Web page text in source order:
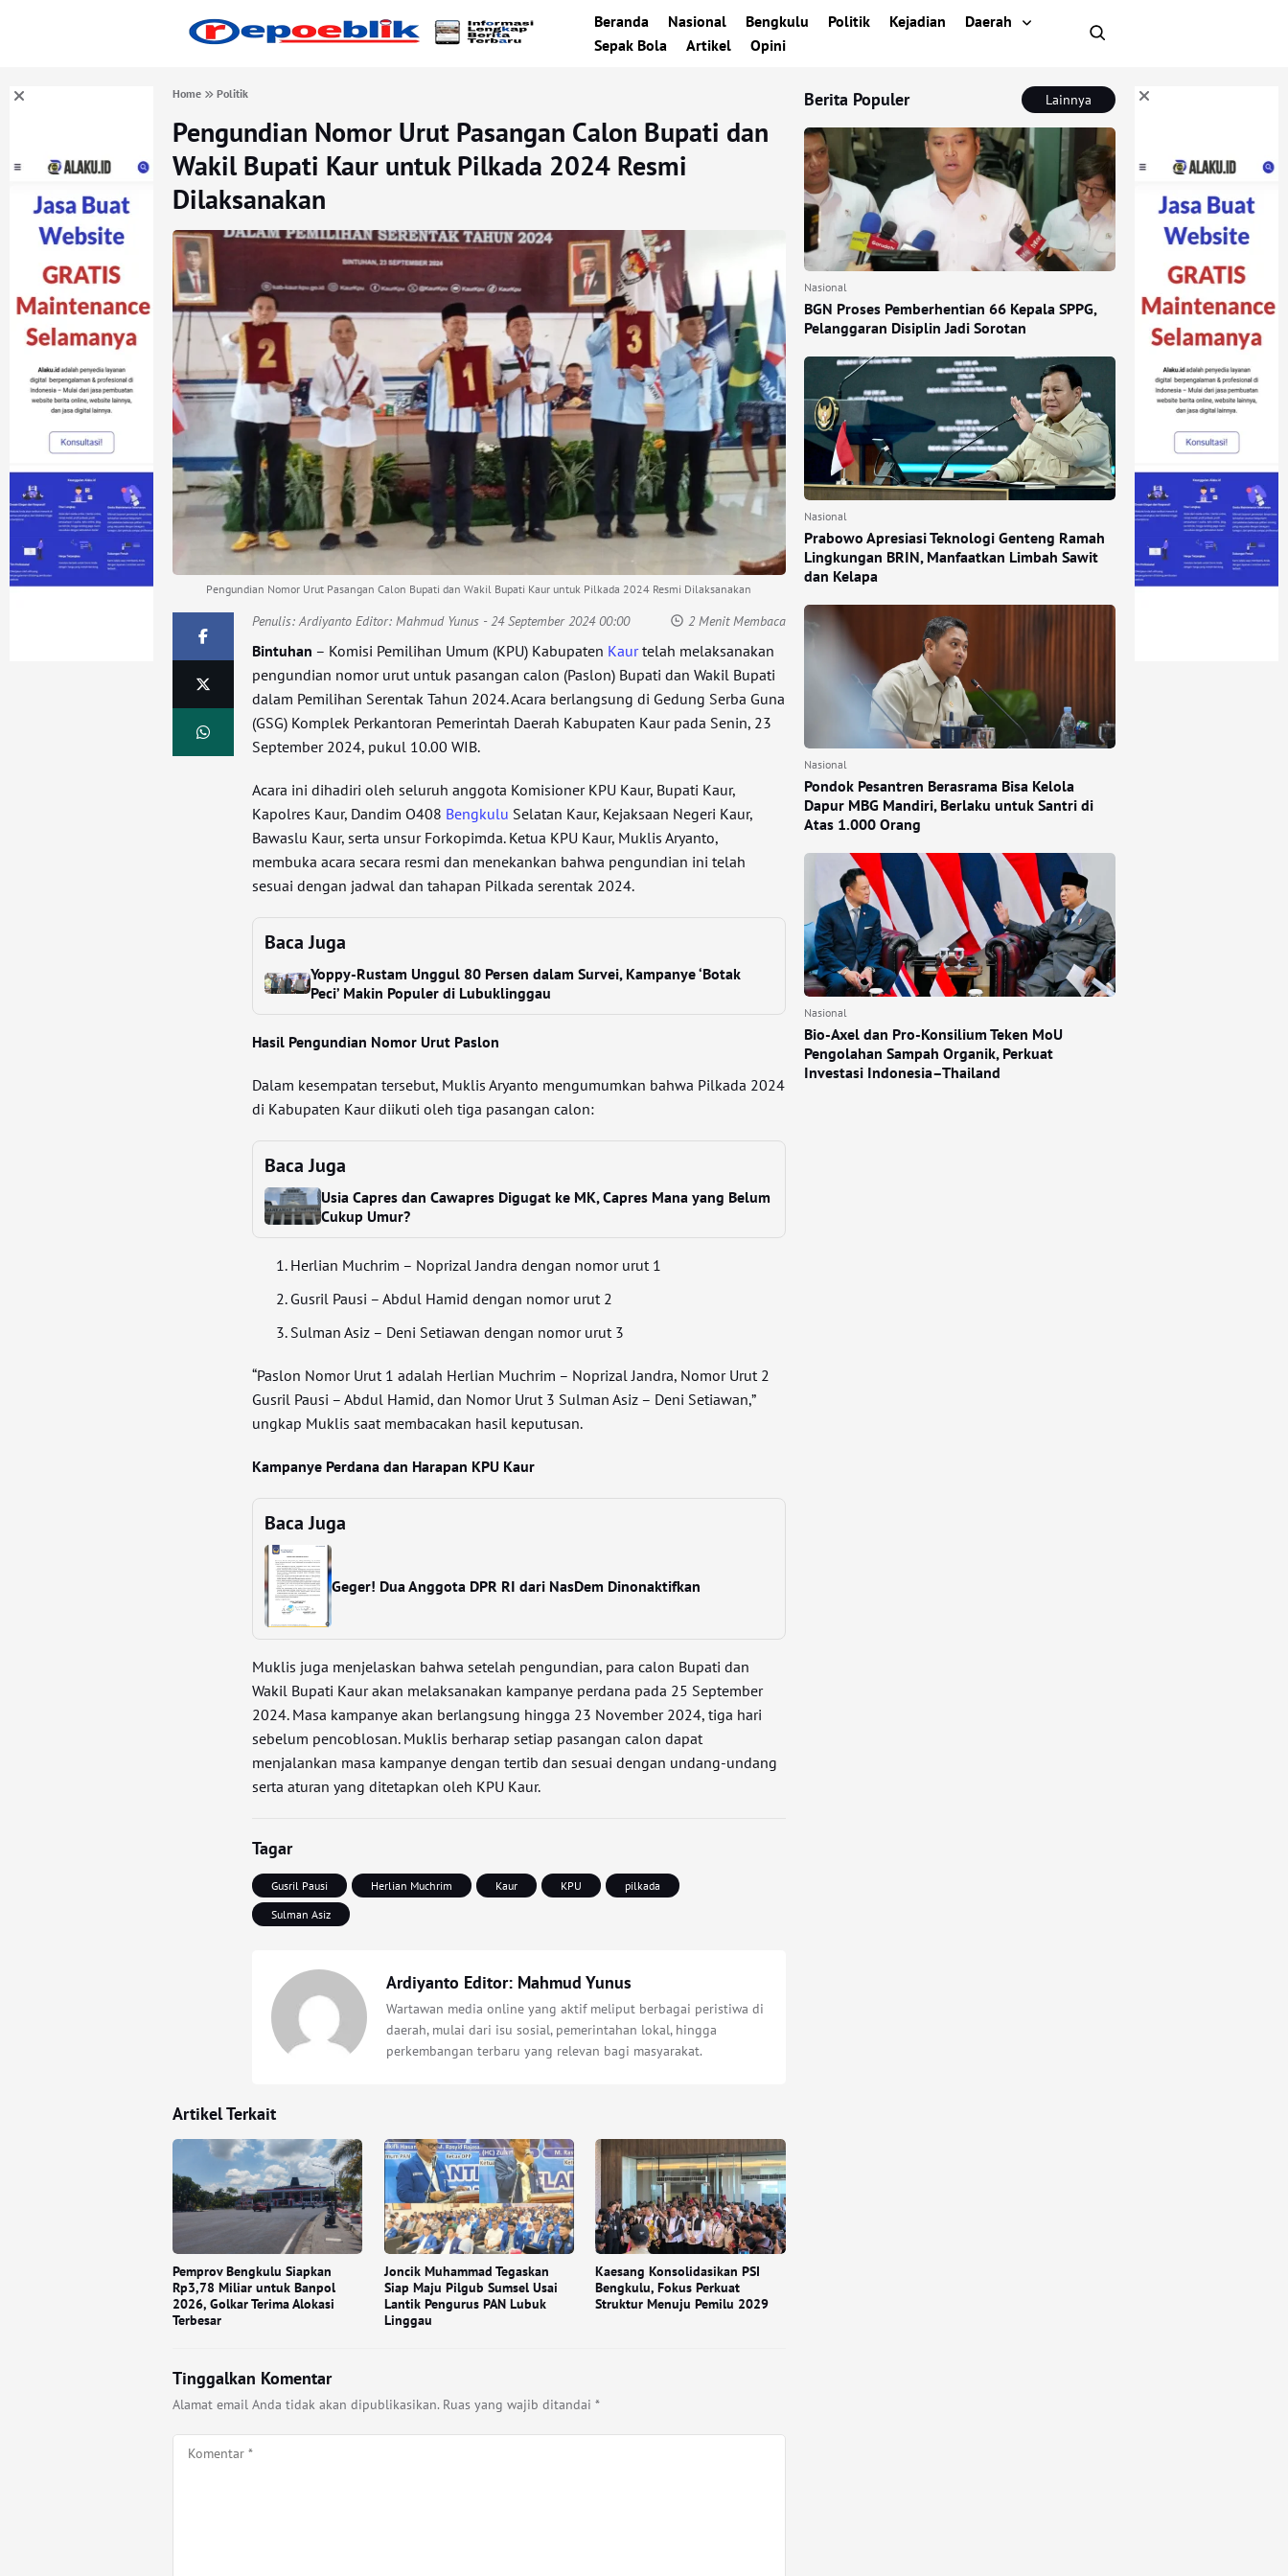
Beranda Nasional Bengkulu Politik Kejadian
Daerah
Sepak Bola
Artikel Opini
Home Politik
Pengundian Nomor Urut Pasangan Calon Bupati dan
Wakil Bupati Kaur untuk Pilkada 2024 Resmi
Dilaksanakan
Pengundian Nomor Urut Pasangan Calon Bupati dan Wakil Bupati Kaur untuk Pilkada 2024 Resmi Dilaksanakan
Penulis:Ardiyanto Editor: Mahmud Yunus - 24 September 2024 00:00 2 Menit Membaca
Bintuhan – Komisi Pemilihan Umum (KPU) Kabupaten Kaurtelah melaksanakan
pengundian nomor urut untuk pasangan calon (Paslon) Bupati dan Wakil Bupati
dalam Pemilihan Serentak Tahun 2024. Acara berlangsung di Gedung Serba Guna
(GSG) Komplek Perkantoran Pemerintah Daerah Kabupaten Kaur pada Senin, 23
September 2024, pukul 10.00 WIB.
Acara ini dihadiri oleh seluruh anggota Komisioner KPU Kaur, Bupati Kaur,
Kapolres Kaur, Dandim O408 Bengkulu Selatan Kaur, Kejaksaan Negeri Kaur,
Bawaslu Kaur, serta unsur Forkopimda. Ketua KPU Kaur, Muklis Aryanto,
membuka acara secara resmi dan menekankan bahwa pengundian ini telah
sesuai dengan jadwal dan tahapan Pilkada serentak 2024.
Baca Juga
Yoppy-Rustam Unggul 80 Persen dalam Survei, Kampanye ‘Botak
Peci’ Makin Populer di Lubuklinggau
Hasil Pengundian Nomor Urut Paslon
Dalam kesempatan tersebut, Muklis Aryanto mengumumkan bahwa Pilkada 2024
di Kabupaten Kaur diikuti oleh tiga pasangan calon:
Baca Juga
Usia Capres dan Cawapres Digugat ke MK, Capres Mana yang Belum
Cukup Umur?
Herlian Muchrim – Noprizal Jandra dengan nomor urut 1
Gusril Pausi – Abdul Hamid dengan nomor urut 2
Sulman Asiz – Deni Setiawan dengan nomor urut 3
“Paslon Nomor Urut 1 adalah Herlian Muchrim – Noprizal Jandra, Nomor Urut 2
Gusril Pausi – Abdul Hamid, dan Nomor Urut 3 Sulman Asiz – Deni Setiawan,”
ungkap Muklis saat membacakan hasil keputusan.
Kampanye Perdana dan Harapan KPU Kaur
Baca Juga
Geger! Dua Anggota DPR RI dari NasDem Dinonaktifkan
Muklis juga menjelaskan bahwa setelah pengundian, para calon Bupati dan
Wakil Bupati Kaur akan melaksanakan kampanye perdana pada 25 September
2024. Masa kampanye akan berlangsung hingga 23 November 2024, tiga hari
sebelum pencoblosan. Muklis berharap setiap pasangan calon dapat
menjalankan masa kampanye dengan tertib dan sesuai dengan undang-undang
serta aturan yang ditetapkan oleh KPU Kaur.
Tagar
Gusril Pausi Herlian Muchrim Kaur KPU
pilkada
Sulman Asiz
Ardiyanto Editor: Mahmud Yunus
Wartawan media online yang aktif meliput berbagai peristiwa di
daerah, mulai dari isu sosial, pemerintahan lokal, hingga
perkembangan terbaru yang relevan bagi masyarakat.
Artikel Terkait
Pemprov Bengkulu Siapkan
Rp3,78 Miliar untuk Banpol
2026, Golkar Terima Alokasi
Terbesar
Joncik Muhammad Tegaskan
Siap Maju Pilgub Sumsel Usai
Lantik Pengurus PAN Lubuk
Linggau
Kaesang Konsolidasikan PSI
Bengkulu, Fokus Perkuat
Struktur Menuju Pemilu 2029
Tinggalkan Komentar
Alamat email Anda tidak akan dipublikasikan. Ruas yang wajib ditandai *
Berita Populer Lainnya
Nasional
BGN Proses Pemberhentian 66 Kepala SPPG,
Pelanggaran Disiplin Jadi Sorotan
Nasional
Prabowo Apresiasi Teknologi Genteng Ramah
Lingkungan BRIN, Manfaatkan Limbah Sawit
dan Kelapa
Nasional
Pondok Pesantren Berasrama Bisa Kelola
Dapur MBG Mandiri, Berlaku untuk Santri di
Atas 1.000 Orang
Nasional
Bio-Axel dan Pro-Konsilium Teken MoU
Pengolahan Sampah Organik, Perkuat
Investasi Indonesia–Thailand